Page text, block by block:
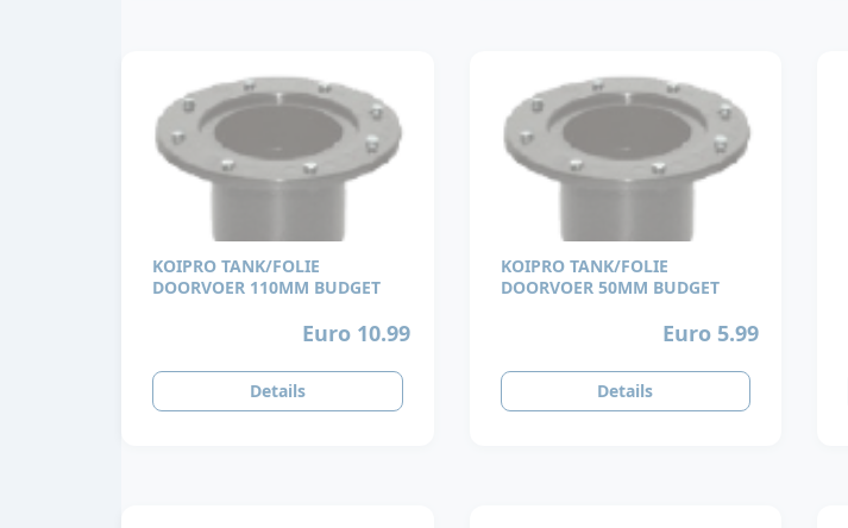
KOIPRO TANK/FOLIE
DOORVOER 110MM BUDGET
Euro 10.99
Details
KOIPRO TANK/FOLIE
DOORVOER 50MM BUDGET
Euro 5.99
Details